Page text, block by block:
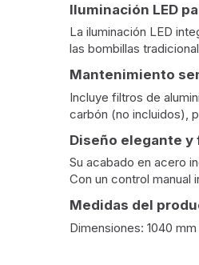
Iluminación LED
La iluminación LED
las bombillas
Mantenimiento
Incluye filtros de
carbón (no incluidos),
Diseño elegante y
Su acabado en acero
Con un control manual
Medidas del
Dimensiones: 1040